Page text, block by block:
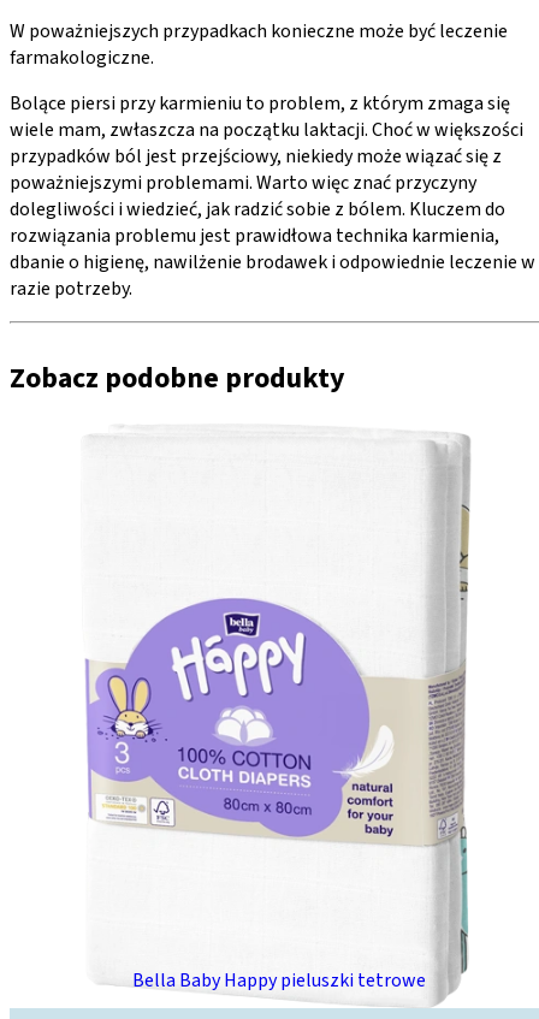
W poważniejszych przypadkach konieczne może być leczenie
farmakologiczne.
Bolące piersi przy karmieniu to problem, z którym zmaga się
wiele mam, zwłaszcza na początku laktacji. Choć w większości
przypadków ból jest przejściowy, niekiedy może wiązać się z
poważniejszymi problemami. Warto więc znać przyczyny
dolegliwości i wiedzieć, jak radzić sobie z bólem. Kluczem do
rozwiązania problemu jest prawidłowa technika karmienia,
dbanie o higienę, nawilżenie brodawek i odpowiednie leczenie w
razie potrzeby.
Zobacz podobne produkty
Bella Baby Happy pieluszki tetrowe